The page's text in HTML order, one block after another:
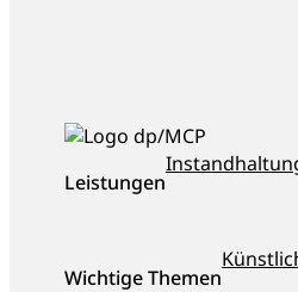
ISO_9001_zertifiziert
dankl+partner
als
Österreichs
Leistungen
Wichtige Themen